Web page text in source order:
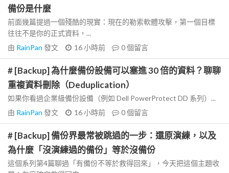
備份是什麼
前面幾篇提過一個殘酷的現實：現在的勒索軟體攻擊，第一個目標
往往不是你的正式資料，...
由 RainPan 發文 16 小時前 0個留言
# [Backup] 為什麼備份設備可以塞進 30 倍的資料？聊聊
重複資料刪除（Deduplication）
如果你看過企業級備份設備（例如 Dell PowerProtect DD 系列）...
由 RainPan 發文 16 小時前 0個留言
# [Backup] 備份界最常被跳過的一步：還原演練，以及
為什麼「沒演練過的備份」等於沒備份
這個系列第4篇聊過「有備份不等於救得回來」，今天把這個主題收